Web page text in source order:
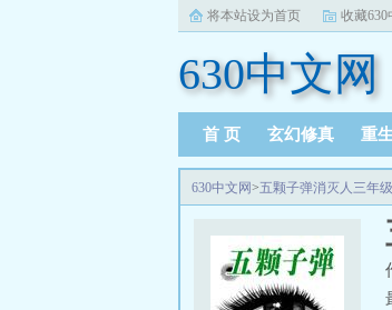
将本站设为首页 收藏630
630中文网
首 页 玄幻修真 重
630中文网>五颗子弹消灭人三年